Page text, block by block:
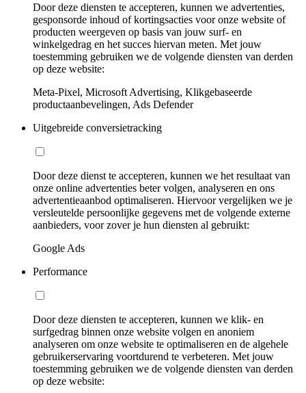
Door deze diensten te accepteren, kunnen we advertenties,
gesponsorde inhoud of kortingsacties voor onze website of
producten weergeven op basis van jouw surf- en
winkelgedrag en het succes hiervan meten. Met jouw
toestemming gebruiken we de volgende diensten van derden
op deze website:
Meta-Pixel, Microsoft Advertising, Klikgebaseerde
productaanbevelingen, Ads Defender
Uitgebreide conversietracking
Door deze dienst te accepteren, kunnen we het resultaat van
onze online advertenties beter volgen, analyseren en ons
advertentieaanbod optimaliseren. Hiervoor vergelijken we je
versleutelde persoonlijke gegevens met de volgende externe
aanbieders, voor zover je hun diensten al gebruikt:
Google Ads
Performance
Door deze diensten te accepteren, kunnen we klik- en
surfgedrag binnen onze website volgen en anoniem
analyseren om onze website te optimaliseren en de algehele
gebruikerservaring voortdurend te verbeteren. Met jouw
toestemming gebruiken we de volgende diensten van derden
op deze website: